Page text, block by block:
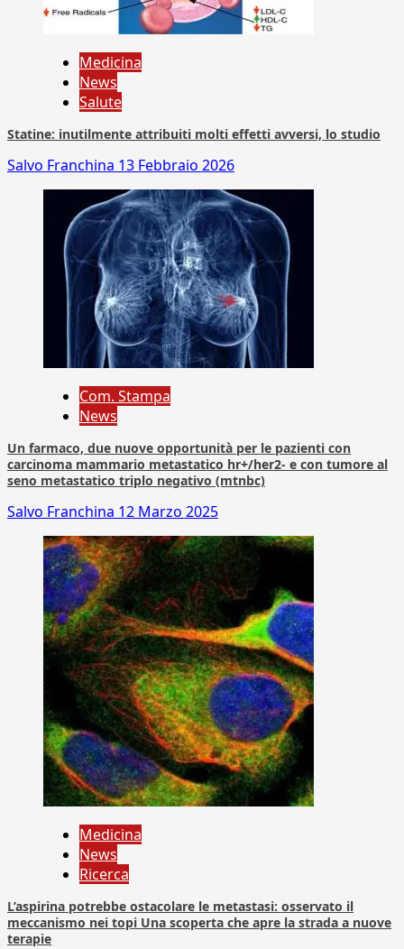
Medicina
News
Salute
Statine: inutilmente attribuiti molti effetti avversi, lo studio
Salvo Franchina 13 Febbraio 2026
Com. Stampa
News
Un farmaco, due nuove opportunità per le pazienti con
carcinoma mammario metastatico hr+/her2- e con tumore al
seno metastatico triplo negativo (mtnbc)
Salvo Franchina 12 Marzo 2025
Medicina
News
Ricerca
L’aspirina potrebbe ostacolare le metastasi: osservato il
meccanismo nei topi Una scoperta che apre la strada a nuove
terapie